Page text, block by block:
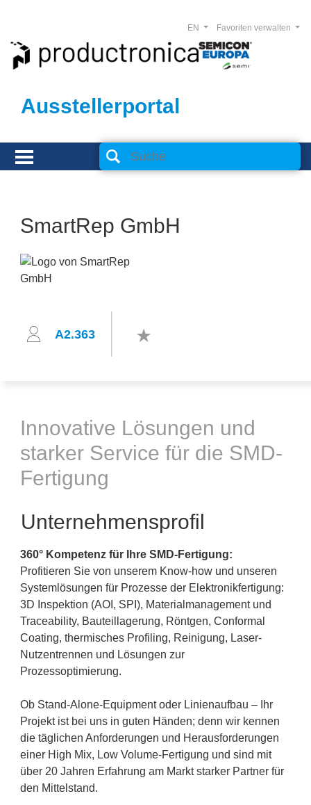
Ausstellerportal
Favoriten verwalten
EN
SmartRep GmbH
A2.363
Innovative Lösungen und
starker Service für die SMD-
Fertigung
Unternehmensprofil
360° Kompetenz für Ihre SMD-Fertigung:
Profitieren Sie von unserem Know-how und unseren
Systemlösungen für Prozesse der Elektronikfertigung:
3D Inspektion (AOI, SPI), Materialmanagement und
Traceability, Bauteillagerung, Röntgen, Conformal
Coating, thermisches Profiling, Reinigung, Laser-
Nutzentrennen und Lösungen zur
Prozessoptimierung.
Ob Stand-Alone-Equipment oder Linienaufbau – Ihr
Projekt ist bei uns in guten Händen; denn wir kennen
die täglichen Anforderungen und Herausforderungen
einer High Mix, Low Volume-Fertigung und sind mit
über 20 Jahren Erfahrung am Markt starker Partner für
den Mittelstand.